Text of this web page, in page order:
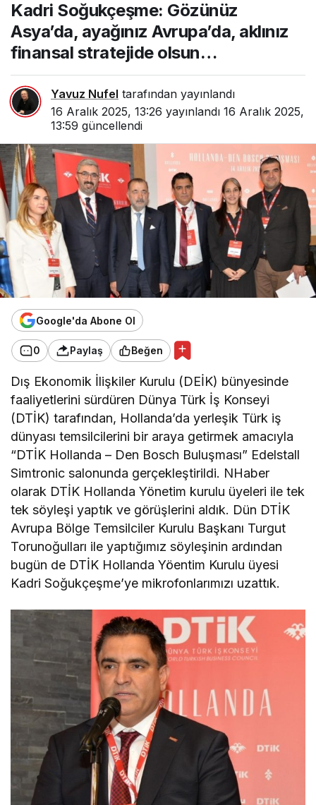
ayağınız Avrupa’da,
aklınız finansal stratejide
olsun…
Kadri Soğukçeşme: Gözünüz
Asya’da, ayağınız Avrupa’da, aklınız
finansal stratejide olsun…
Yavuz Nufel tarafından yayınlandı
16 Aralık 2025, 13:26 yayınlandı 16 Aralık 2025,
13:59 güncellendi
Google'da Abone Ol
0 Paylaş Beğen
Dış Ekonomik İlişkiler Kurulu (DEİK) bünyesinde
faaliyetlerini sürdüren Dünya Türk İş Konseyi
(DTİK) tarafından, Hollanda’da yerleşik Türk iş
dünyası temsilcilerini bir araya getirmek amacıyla
“DTİK Hollanda – Den Bosch Buluşması” Edelstall
Simtronic salonunda gerçekleştirildi. NHaber
olarak DTİK Hollanda Yönetim kurulu üyeleri ile tek
tek söyleşi yaptık ve görüşlerini aldık. Dün DTİK
Avrupa Bölge Temsilciler Kurulu Başkanı Turgut
Torunoğulları ile yaptığımız söyleşinin ardından
bugün de DTİK Hollanda Yöentim Kurulu üyesi
Kadri Soğukçeşme’ye mikrofonlarımızı uzattık.